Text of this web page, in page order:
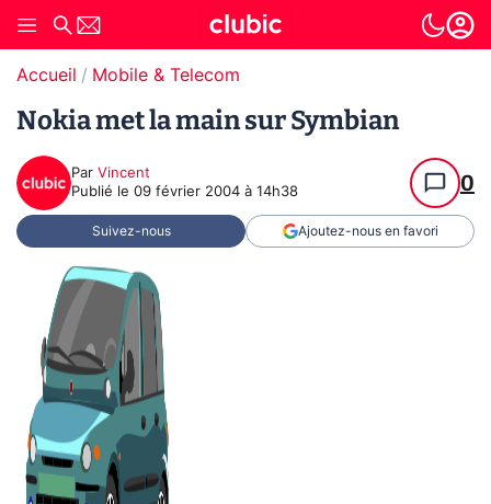
Accueil Mobile & Telecom
Nokia met la main sur Symbian
Par Vincent
Publié le 09 février 2004 à 14h38 0
Suivez-nous Ajoutez-nous en favori